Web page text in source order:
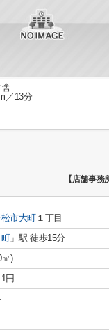
舎
／13分
【店舗事務
市大町 １丁目
」駅 徒歩15分
㎡)
円